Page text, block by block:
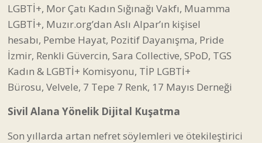
LGBTİ+, Mor Çatı Kadın Sığınağı Vakfı, Muamma
LGBTİ+, Muzır.org’dan Aslı Alpar’ın kişisel
hesabı, Pembe Hayat, Pozitif Dayanışma, Pride
İzmir, Renkli Güvercin, Sara Collective, SPoD, TGS
Kadın & LGBTİ+ Komisyonu, TİP LGBTİ+
Bürosu, Velvele, 7 Tepe 7 Renk, 17 Mayıs Derneği
Sivil Alana Yönelik Dijital Kuşatma
Son yıllarda artan nefret söylemleri ve ötekileştirici